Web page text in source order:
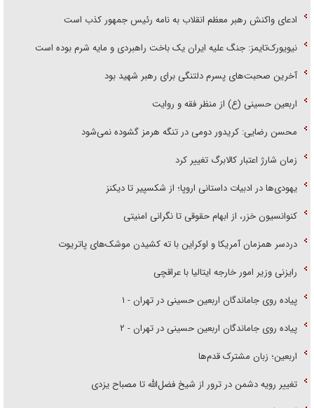
ادعای واکنش رهبر معظم انقلاب به نامه رئیس جمهور کذب است
نیویورک‌تایمز: جنگ علیه ایران یک باخت راهبردی و مایه شرم بوده است
آخرین صحبت‌های پسرم دلتنگی برای رهبر شهید بود
اربعین حسینی (ع) از منظر فقه و روایت
محسن رضایی: کریدور دومی در تنگه هرمز گشوده نمی‌شود
زمان شارژ اعتبار کالابرگ تغییر کرد
یهودی‌ها در ادبیات داستانی اروپا؛ از شکسپیر تا دیکنز
کنوانسیون خزر، از ابهام حقوقی تا نگرانی امنیتی
دردسر همزمان آمریکا و اوکراین با ته کشیدن موشک‌های پاتریوت
رایزنی وزیر امور خارجه ایتالیا با عراقچی
پیاده روی جاماندگان اربعین حسینی در تهران - ۱
پیاده روی جاماندگان اربعین حسینی در تهران - ۲
اربعین؛ زبان مشترک قدم‌ها
تغییر رویه دشمن در ترور از شیخ فضل‌الله تا مصباح یزدی